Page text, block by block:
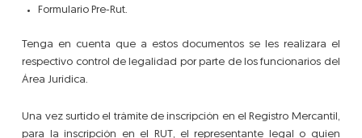
Formulario Pre-Rut.
Tenga en cuenta que a estos documentos se les realizara el
respectivo control de legalidad por parte de los funcionarios del
Área Jurídica.
Una vez surtido el trámite de inscripción en el Registro Mercantil,
para la inscripción en el RUT, el representante legal o quien